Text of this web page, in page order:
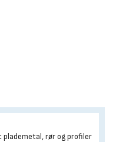
plademetal, rør og profiler